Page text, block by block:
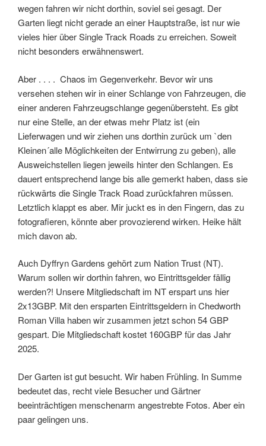
wegen fahren wir nicht dorthin, soviel sei gesagt. Der
Garten liegt nicht gerade an einer Hauptstraße, ist nur wie
vieles hier über Single Track Roads zu erreichen. Soweit
nicht besonders erwähnenswert.
Aber . . . . Chaos im Gegenverkehr. Bevor wir uns
versehen stehen wir in einer Schlange von Fahrzeugen, die
einer anderen Fahrzeugschlange gegenübersteht. Es gibt
nur eine Stelle, an der etwas mehr Platz ist (ein
Lieferwagen und wir ziehen uns dorthin zurück um `den
Kleinen´alle Möglichkeiten der Entwirrung zu geben), alle
Ausweichstellen liegen jeweils hinter den Schlangen. Es
dauert entsprechend lange bis alle gemerkt haben, dass sie
rückwärts die Single Track Road zurückfahren müssen.
Letztlich klappt es aber. Mir juckt es in den Fingern, das zu
fotografieren, könnte aber provozierend wirken. Heike hält
mich davon ab.
Auch Dyffryn Gardens gehört zum Nation Trust (NT).
Warum sollen wir dorthin fahren, wo Eintrittsgelder fällig
werden?! Unsere Mitgliedschaft im NT erspart uns hier
2x13GBP. Mit den ersparten Eintrittsgeldern in Chedworth
Roman Villa haben wir zusammen jetzt schon 54 GBP
gespart. Die Mitgliedschaft kostet 160GBP für das Jahr
2025.
Der Garten ist gut besucht. Wir haben Frühling. In Summe
bedeutet das, recht viele Besucher und Gärtner
beeinträchtigen menschenarm angestrebte Fotos. Aber ein
paar gelingen uns.